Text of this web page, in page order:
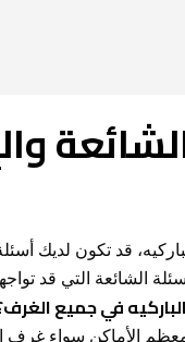
قد تكون لديك
الشائعة التي قد
في جميع
الأماكن سواء غرف